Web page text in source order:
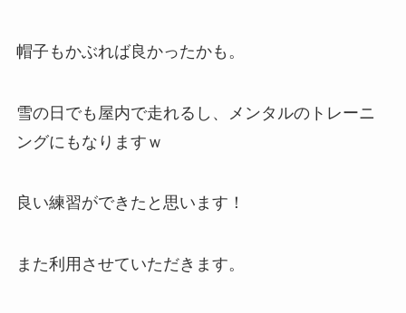
帽子もかぶれば良かったかも。
雪の日でも屋内で走れるし、メンタルのトレーニ
ングにもなりますｗ
良い練習ができたと思います！
また利用させていただきます。